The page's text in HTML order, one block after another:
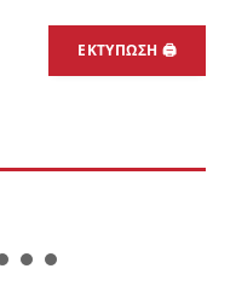
ΕΚΤΥΠΩΣΗ 🖨